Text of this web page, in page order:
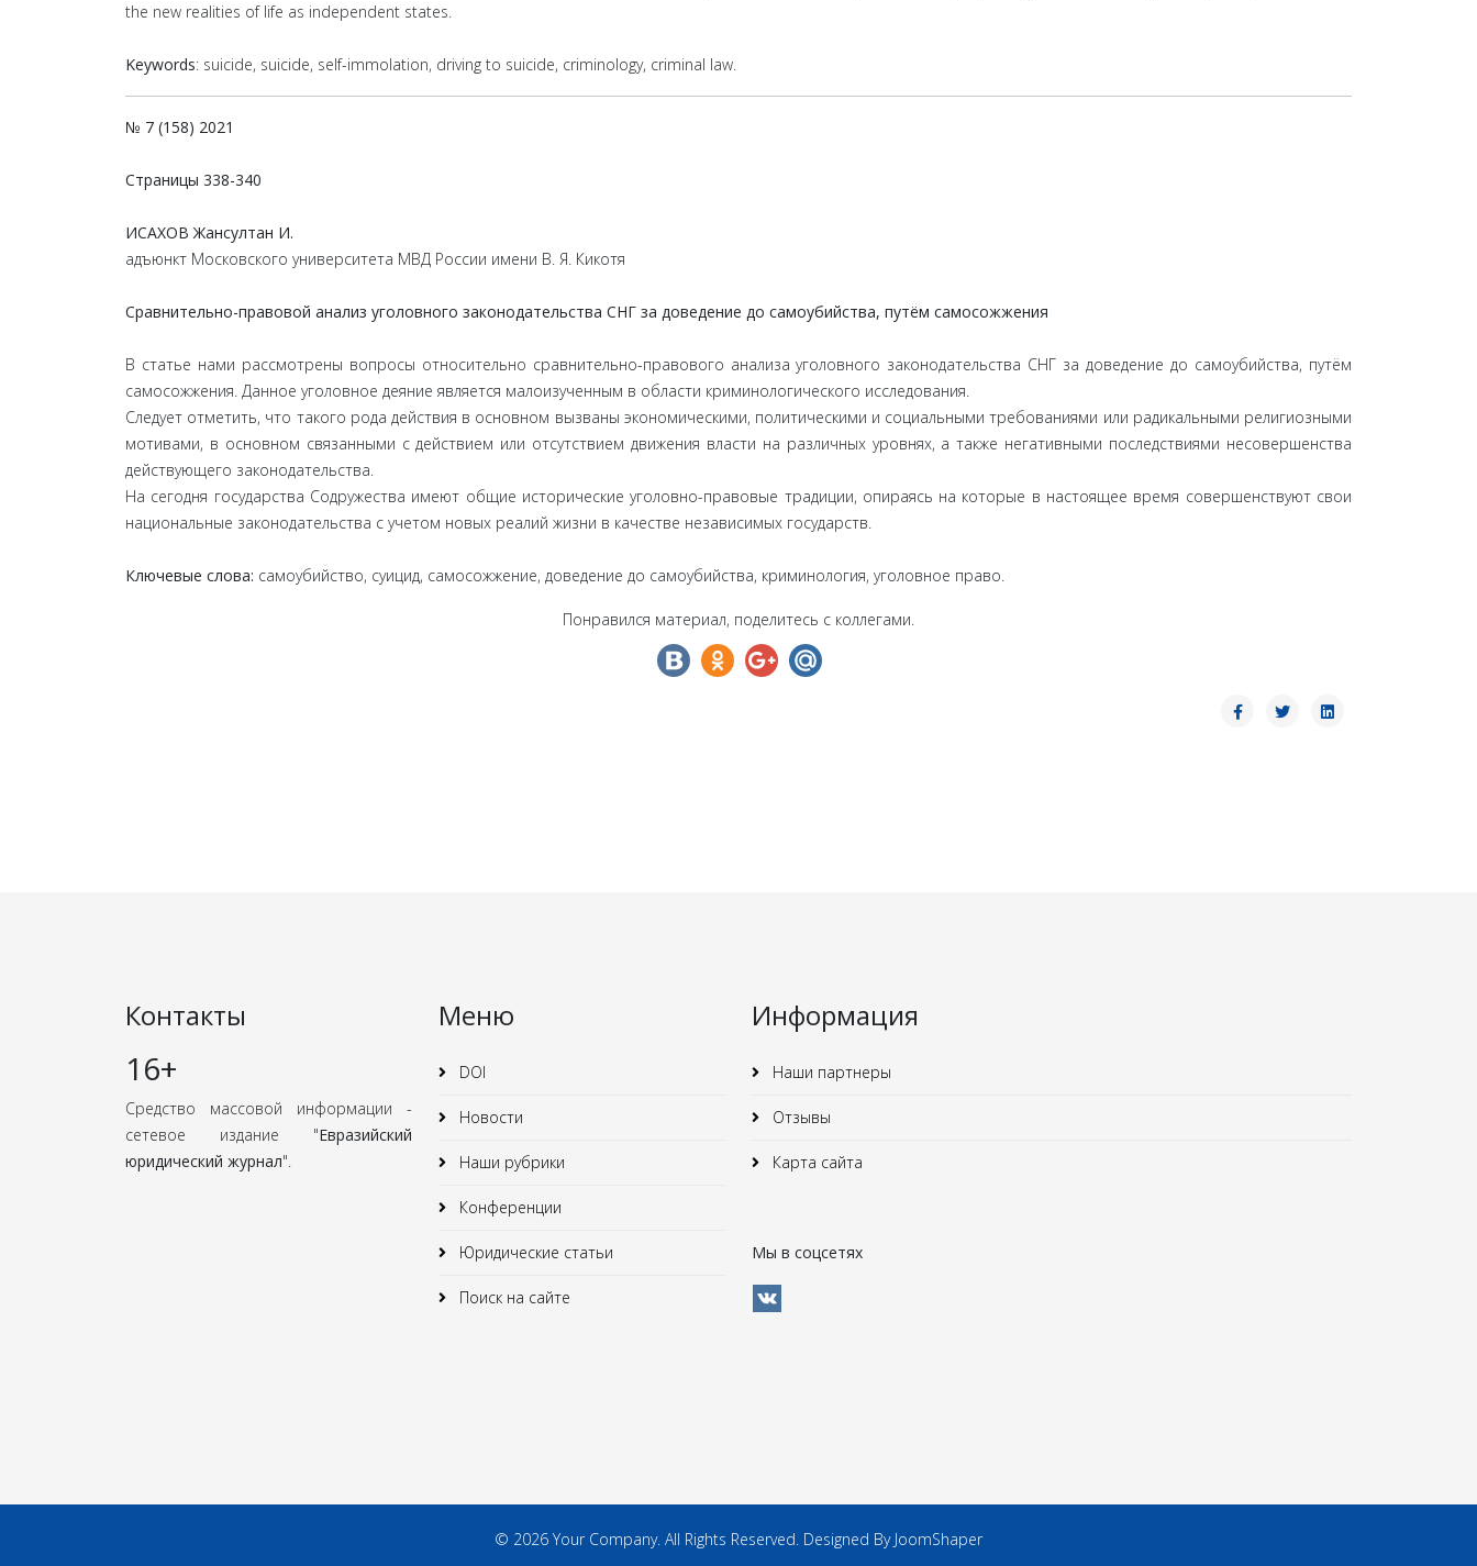
the new realities of life as independent states.
Keywords: suicide, suicide, self-immolation, driving to suicide, criminology, criminal law.
№ 7 (158) 2021
Страницы 338-340
ИСАХОВ Жансултан И.
адъюнкт Московского университета МВД России имени В. Я. Кикотя
Сравнительно-правовой анализ уголовного законодательства СНГ за доведение до самоубийства, путём самосожжения
В статье нами рассмотрены вопросы относительно сравнительно-правового анализа уголовного законодательства СНГ за доведение до самоубийства, путём
самосожжения. Данное уголовное деяние является малоизученным в области криминологического исследования.
Следует отметить, что такого рода действия в основном вызваны экономическими, политическими и социальными требованиями или радикальными религиозными
мотивами, в основном связанными с действием или отсутствием движения власти на различных уровнях, а также негативными последствиями несовершенства
действующего законодательства.
На сегодня государства Содружества имеют общие исторические уголовно-правовые традиции, опираясь на которые в настоящее время совершенствуют свои
национальные законодательства с учетом новых реалий жизни в качестве независимых государств.
Ключевые слова: самоубийство, суицид, самосожжение, доведение до самоубийства, криминология, уголовное право.
Понравился материал, поделитесь с коллегами.
Контакты
16+
Средство массовой информации -
сетевое издание "Евразийский
юридический журнал".
Меню
DOI
Новости
Наши рубрики
Конференции
Юридические статьи
Поиск на сайте
Информация
Наши партнеры
Отзывы
Карта сайта
Мы в соцсетях
© 2026 Your Company. All Rights Reserved. Designed By JoomShaper